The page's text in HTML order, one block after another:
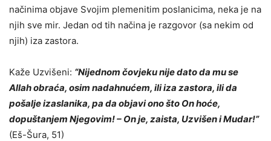
načinima objave Svojim plemenitim poslanicima, neka je na
njih sve mir. Jedan od tih načina je razgovor (sa nekim od
njih) iza zastora.
Kaže Uzvišeni: “Nijednom čovjeku nije dato da mu se
Allah obraća, osim nadahnućem, ili iza zastora, ili da
pošalje izaslanika, pa da objavi ono što On hoće,
dopuštanjem Njegovim! – On je, zaista, Uzvišen i Mudar!”
(Eš-Šura, 51)